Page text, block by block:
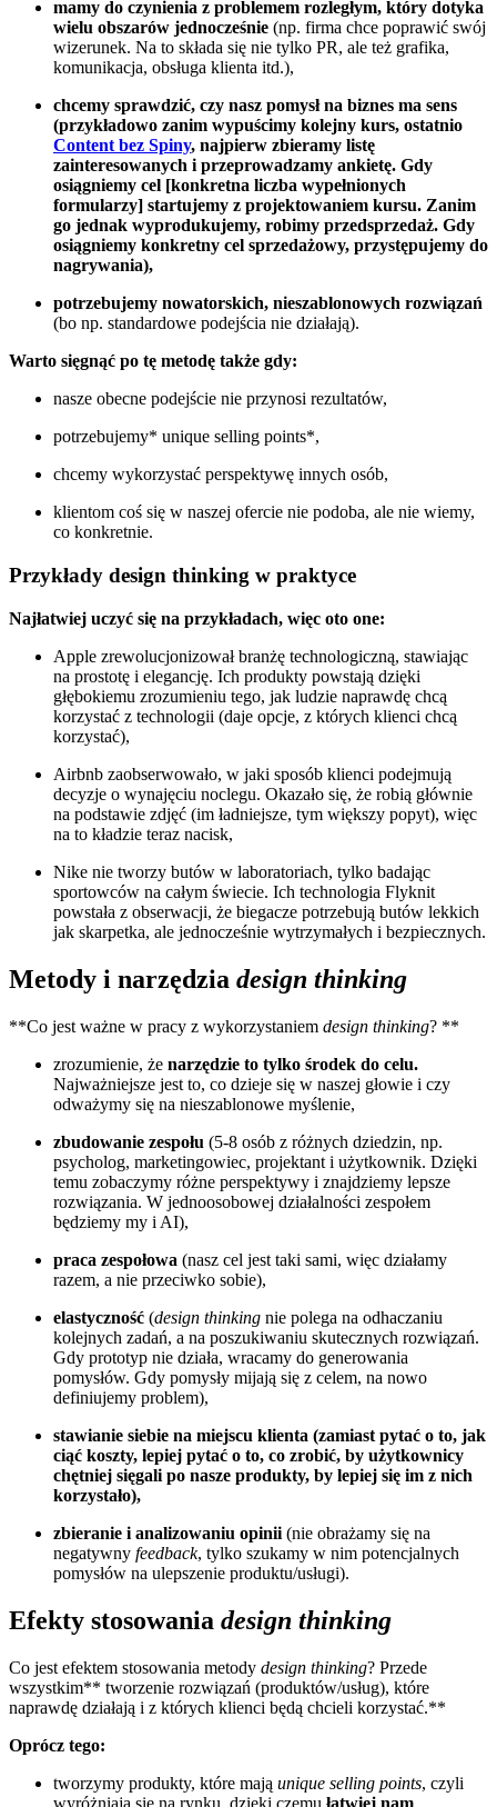
mamy do czynienia z problemem rozległym, który dotyka
wielu obszarów jednocześnie (np. firma chce poprawić swój
wizerunek. Na to składa się nie tylko PR, ale też grafika,
komunikacja, obsługa klienta itd.),
chcemy sprawdzić, czy nasz pomysł na biznes ma sens
(przykładowo zanim wypuścimy kolejny kurs, ostatnio
Content bez Spiny, najpierw zbieramy listę
zainteresowanych i przeprowadzamy ankietę. Gdy
osiągniemy cel [konkretna liczba wypełnionych
formularzy] startujemy z projektowaniem kursu. Zanim
go jednak wyprodukujemy, robimy przedsprzedaż. Gdy
osiągniemy konkretny cel sprzedażowy, przystępujemy do
nagrywania),
potrzebujemy nowatorskich, nieszablonowych rozwiązań
(bo np. standardowe podejścia nie działają).
Warto sięgnąć po tę metodę także gdy:
nasze obecne podejście nie przynosi rezultatów,
potrzebujemy* unique selling points*,
chcemy wykorzystać perspektywę innych osób,
klientom coś się w naszej ofercie nie podoba, ale nie wiemy,
co konkretnie.
Przykłady design thinking w praktyce
Najłatwiej uczyć się na przykładach, więc oto one:
Apple zrewolucjonizował branżę technologiczną, stawiając
na prostotę i elegancję. Ich produkty powstają dzięki
głębokiemu zrozumieniu tego, jak ludzie naprawdę chcą
korzystać z technologii (daje opcje, z których klienci chcą
korzystać),
Airbnb zaobserwowało, w jaki sposób klienci podejmują
decyzje o wynajęciu noclegu. Okazało się, że robią głównie
na podstawie zdjęć (im ładniejsze, tym większy popyt), więc
na to kładzie teraz nacisk,
Nike nie tworzy butów w laboratoriach, tylko badając
sportowców na całym świecie. Ich technologia Flyknit
powstała z obserwacji, że biegacze potrzebują butów lekkich
jak skarpetka, ale jednocześnie wytrzymałych i bezpiecznych.
Metody i narzędzia design thinking
**Co jest ważne w pracy z wykorzystaniem design thinking? **
zrozumienie, że narzędzie to tylko środek do celu.
Najważniejsze jest to, co dzieje się w naszej głowie i czy
odważymy się na nieszablonowe myślenie,
zbudowanie zespołu (5-8 osób z różnych dziedzin, np.
psycholog, marketingowiec, projektant i użytkownik. Dzięki
temu zobaczymy różne perspektywy i znajdziemy lepsze
rozwiązania. W jednoosobowej działalności zespołem
będziemy my i AI),
praca zespołowa (nasz cel jest taki sami, więc działamy
razem, a nie przeciwko sobie),
elastyczność (design thinking nie polega na odhaczaniu
kolejnych zadań, a na poszukiwaniu skutecznych rozwiązań.
Gdy prototyp nie działa, wracamy do generowania
pomysłów. Gdy pomysły mijają się z celem, na nowo
definiujemy problem),
stawianie siebie na miejscu klienta (zamiast pytać o to, jak
ciąć koszty, lepiej pytać o to, co zrobić, by użytkownicy
chętniej sięgali po nasze produkty, by lepiej się im z nich
korzystało),
zbieranie i analizowaniu opinii (nie obrażamy się na
negatywny feedback, tylko szukamy w nim potencjalnych
pomysłów na ulepszenie produktu/usługi).
Efekty stosowania design thinking
Co jest efektem stosowania metody design thinking? Przede
wszystkim** tworzenie rozwiązań (produktów/usług), które
naprawdę działają i z których klienci będą chcieli korzystać.**
Oprócz tego:
tworzymy produkty, które mają unique selling points, czyli
wyróżniają się na rynku, dzięki czemu łatwiej nam